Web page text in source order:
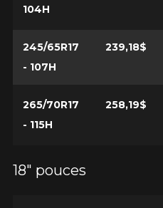
104H
245/65R17
- 107H
239,18$
265/70R17
- 115H
258,19$
18" pouces